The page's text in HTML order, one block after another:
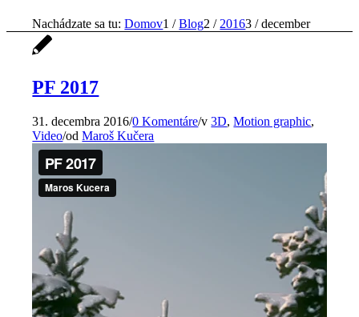
Nachádzate sa tu: Domov1 / Blog2 / 20163 / december
PF 2017
31. decembra 2016/0 Komentáre/v3D,Motion graphic,
Video/odMaroš Kučera